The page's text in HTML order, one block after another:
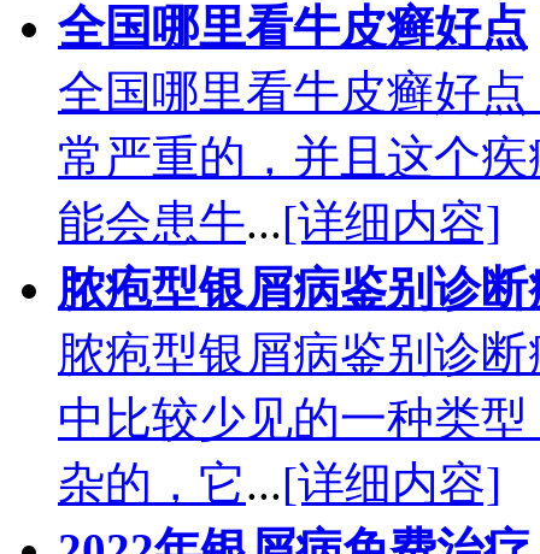
全国哪里看牛皮癣好点
全国哪里看牛皮癣好
常严重的，并且这个
能会患牛...[详细内容]
脓疱型银屑病鉴别诊断
脓疱型银屑病鉴别诊
中比较少见的一种类
杂的，它...[详细内容]